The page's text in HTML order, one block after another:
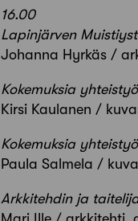
16.00
Lapinjärven
Johanna Hyrkäs /
Kokemuksia
Kirsi Kaulanen /
Kokemuksia
Paula Salmela /
Arkkitehdin ja